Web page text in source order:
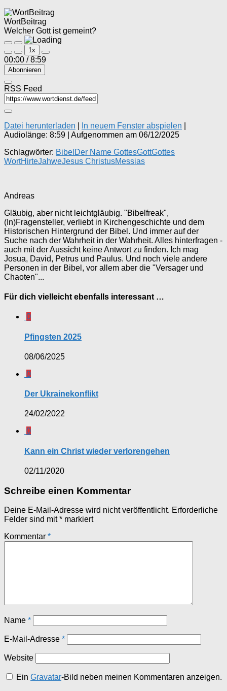
WortBeitrag
Welcher Gott ist gemeint?
Play
Episode
Pause
Episode
1x
00:00 / 8:59
Abonnieren
RSS Feed
Datei herunterladen In neuem Fenster abspielen
Audiolänge: 8:59
Aufgenommen am 06/12/2025
Schlagwörter: Bibel Der Name GottesGottGottes
WortHirteJahweJesus ChristusMessias
Andreas
Gläubig, aber nicht leichtgläubig. "Bibelfreak",
(In)Fragensteller, verliebt in Kirchengeschichte und dem
Historischen Hintergrund der Bibel. Und immer auf der
Suche nach der Wahrheit in der Wahrheit. Alles hinterfragen -
auch mit der Aussicht keine Antwort zu finden. Ich mag
Josua, David, Petrus und Paulus. Und noch viele andere
Personen in der Bibel, vor allem aber die "Versager und
Chaoten"...
Für dich vielleicht ebenfalls interessant …
0
Pfingsten 2025
08/06/2025
0
Der Ukrainekonflikt
24/02/2022
0
Kann ein Christ wieder verlorengehen
02/11/2020
Schreibe einen Kommentar
Deine E-Mail-Adresse wird nicht veröffentlicht. Erforderliche
Felder sind mit* markiert
Kommentar *
Name *
E-Mail-Adresse *
Website
EinGravatar-Bild neben meinen Kommentaren anzeigen.